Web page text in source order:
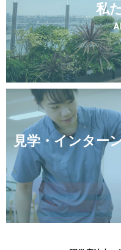
私
見学・インター